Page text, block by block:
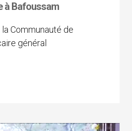
à Bafoussam
Communauté de
général